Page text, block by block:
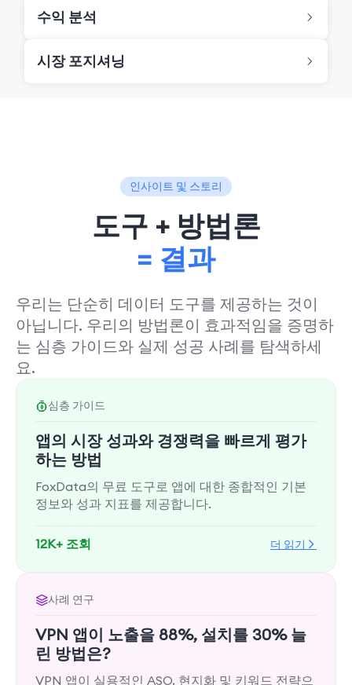
수익 분석
시장 포지셔닝
인사이트 및 스토리
도구 + 방법론
= 결과
우리는 단순히 데이터 도구를 제공하는 것이
아닙니다. 우리의 방법론이 효과적임을 증명하
는 심층 가이드와 실제 성공 사례를 탐색하세
요.
심층 가이드
앱의 시장 성과와 경쟁력을 빠르게 평가
하는 방법
FoxData의 무료 도구로 앱에 대한 종합적인 기본
정보와 성과 지표를 제공합니다.
12K+ 조회 더 읽기
사례 연구
VPN 앱이 노출을 88%, 설치를 30% 늘
린 방법은?
VPN 앱이 실용적인 ASO, 현지화 및 키워드 전략으